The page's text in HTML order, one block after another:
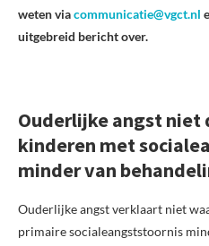
weten viacommunicatie@vgct.nl
uitgebreid bericht over.
Ouderlijke angst niet
kinderen met
minder van
Ouderlijke angst verklaart niet
primaire socialeangststoornis